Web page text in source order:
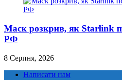
Маск розкрив, як Starlink
РФ
8 Серпня, 2026
Написати нам